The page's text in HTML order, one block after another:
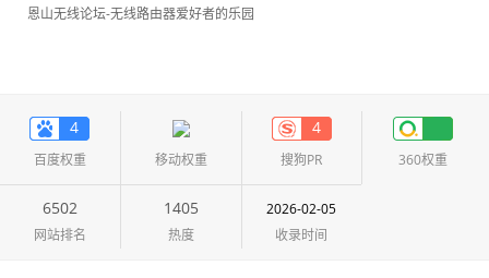
恩山无线论坛-无线路由器爱好者的乐园
4
百度权重 移动权重
4
搜狗PR 360权重
6502
网站排名
1405
热度
2026-02-05
收录时间